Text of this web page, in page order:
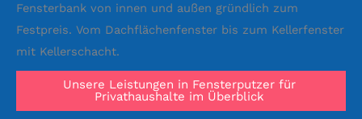
Fensterbank von innen und außen gründlich zum
Festpreis. Vom Dachflächenfenster bis zum Kellerfenster
mit Kellerschacht.
Unsere Leistungen in Fensterputzer für
Privathaushalte im Überblick